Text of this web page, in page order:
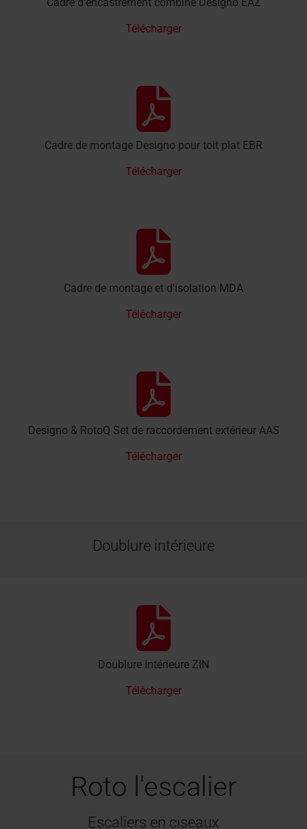
Cadre d'encastrement combiné Designo EAZ
Télécharger
Cadre de montage Designo pour toit plat EBR
Télécharger
Cadre de montage et d'isolation MDA
Télécharger
Designo & RotoQ Set de raccordement extérieur AAS
Télécharger
Doublure intérieure
Doublure intérieure ZIN
Télécharger
Roto l'escalier
Escaliers en ciseaux